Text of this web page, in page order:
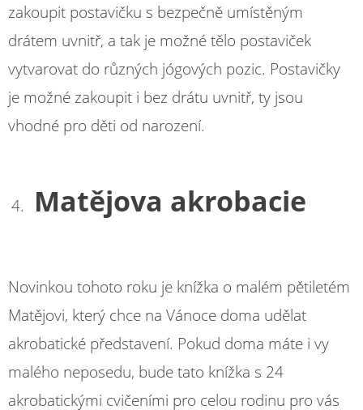
zakoupit postavičku s bezpečně umístěným
drátem uvnitř, a tak je možné tělo postaviček
vytvarovat do různých jógových pozic. Postavičky
je možné zakoupit i bez drátu uvnitř, ty jsou
vhodné pro děti od narození.
Matějova akrobacie
Novinkou tohoto roku je knížka o malém pětiletém
Matějovi, který chce na Vánoce doma udělat
akrobatické představení. Pokud doma máte i vy
malého neposedu, bude tato knížka s 24
akrobatickými cvičeními pro celou rodinu pro vás